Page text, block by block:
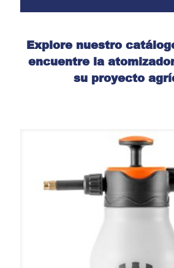
Explore nuestro
encuentre la
su proyecto